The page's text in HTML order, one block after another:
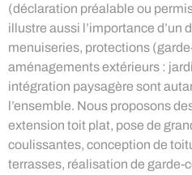
(déclaration préalable ou
illustre aussi l’importance d’un
menuiseries, protections
aménagements extérieurs :
intégration paysagère sont
l’ensemble. Nous proposons
extension toit plat, pose de
coulissantes, conception de
terrasses, réalisation de garde-